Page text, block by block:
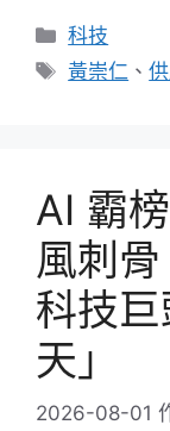
分
類
科技
標
黃崇仁 、
AI 霸
風刺
科技
天」
2026-08-01